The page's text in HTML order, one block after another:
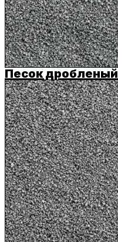
Песок